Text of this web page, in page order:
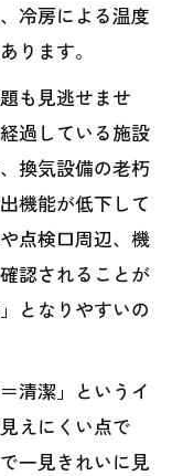
冷房による温度
ります。
も見逃せませ
過している施設
換気設備の老朽
機能が低下して
点検口周辺、機
認されることが
となりやすいの
清潔」というイ
えにくい点で
一見きれいに見